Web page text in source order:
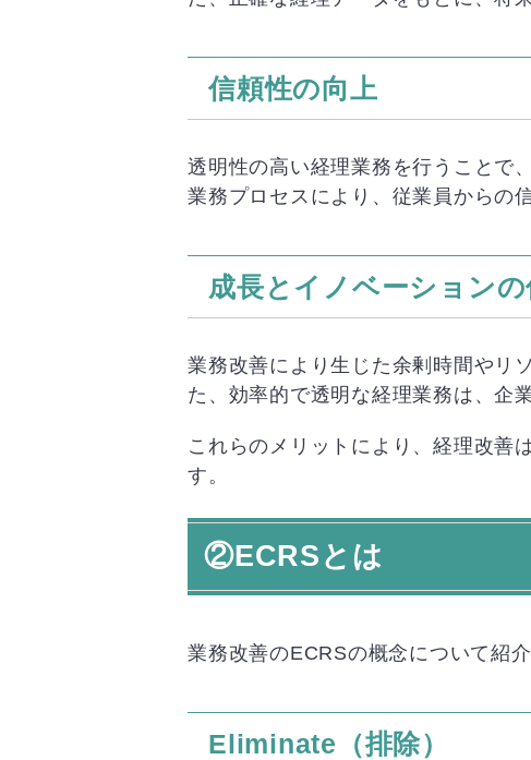
信頼性の向上
透明性の高い経理業務を行うことで
業務プロセスにより、従業員からの
成長とイノベーションの
業務改善により生じた余剰時間やリ
た、効率的で透明な経理業務は、企
これらのメリットにより、経理改善
す。
②ECRSとは
業務改善のECRSの概念について紹介
Eliminate（排除）